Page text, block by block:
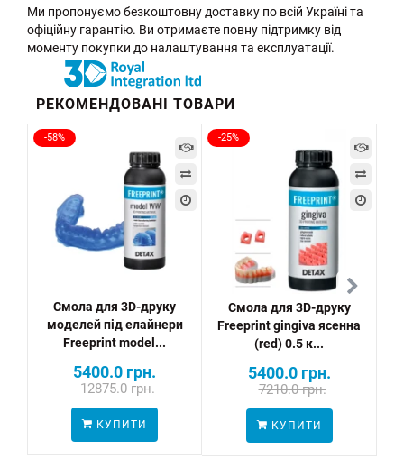
Ми пропонуємо безкоштовну доставку по всій Україні та
офіційну гарантію. Ви отримаєте повну підтримку від
моменту покупки до налаштування та експлуатації.
РЕКОМЕНДОВАНІ ТОВАРИ
-58%
Смола для 3D-друку
моделей під елайнери
Freeprint model...
5400.0 грн.
12875.0 грн.
КУПИТИ
-25%
Смола для 3D-друку
Freeprint gingiva ясенна
(red) 0.5 к...
5400.0 грн.
7210.0 грн.
КУПИТИ